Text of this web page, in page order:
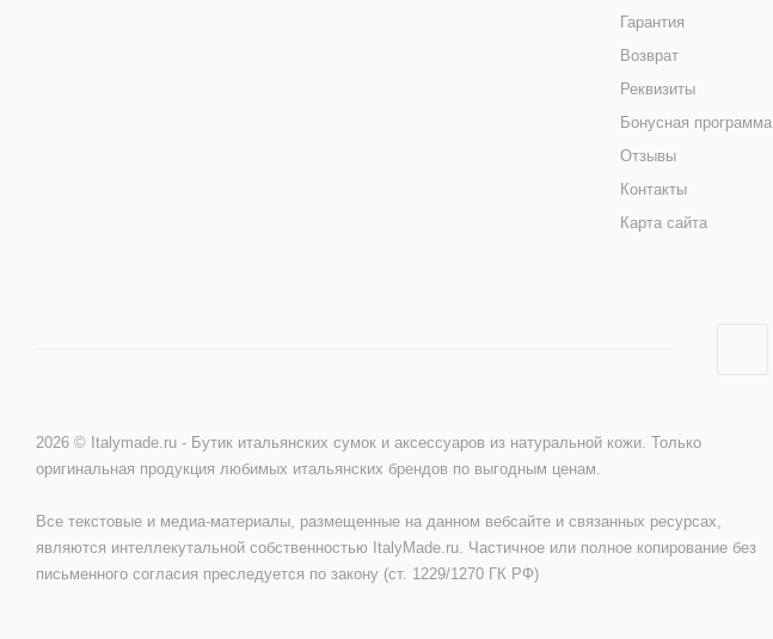
Гарантия
Возврат
Реквизиты
Бонусная программа
Отзывы
Контакты
Карта сайта
2026 © Italymade.ru - Бутик итальянских сумок и аксессуаров из натуральной кожи. Только
оригинальная продукция любимых итальянских брендов по выгодным ценам.
Все текстовые и медиа-материалы, размещенные на данном вебсайте и связанных ресурсах,
являются интеллекутальной собственностью ItalyMade.ru. Частичное или полное копирование без
письменного согласия преследуется по закону (ст. 1229/1270 ГК РФ)